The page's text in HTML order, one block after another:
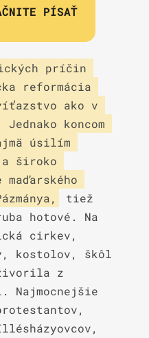
PÍSAŤ
príčin
reformácia
ako v
koncom
úsilím
a široko
tiež
hotové. Na
cirkev,
kostolov, škôl
z
Najmocnejšie